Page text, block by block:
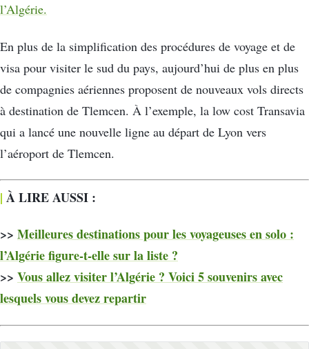
l’Algérie.
En plus de la simplification des procédures de voyage et de
visa pour visiter le sud du pays, aujourd’hui de plus en plus
de compagnies aériennes proposent de nouveaux vols directs
à destination de Tlemcen. À l’exemple, la low cost Transavia
qui a lancé une nouvelle ligne au départ de Lyon vers
l’aéroport de Tlemcen.
| À LIRE AUSSI :
>> Meilleures destinations pour les voyageuses en solo :
l’Algérie figure-t-elle sur la liste ?
>> Vous allez visiter l’Algérie ? Voici 5 souvenirs avec
lesquels vous devez repartir